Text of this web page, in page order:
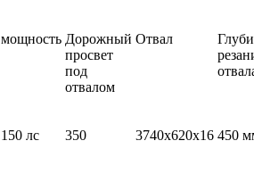
мощность Дорожный
просвет
под
отвалом
Отвал
150 лс 350 3740х620х16 450